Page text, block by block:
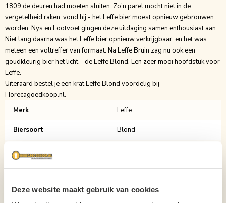
Deze website maakt gebruik van cookies
1809 de deuren had moeten sluiten. Zo’n parel mocht niet in de
vergetelheid raken, vond hij - het Leffe bier moest opnieuw gebrouwen
worden. Nys en Lootvoet gingen deze uitdaging samen enthousiast aan.
Niet lang daarna was het Leffe bier opnieuw verkrijgbaar, en het was
meteen een voltreffer van formaat. Na Leffe Bruin zag nu ook een
goudkleurig bier het licht – deLeffe Blond. Een zeer mooi hoofdstuk voor
Leffe.
Uiteraard bestel je een krat Leffe Blond voordelig bij
Horecagoedkoop.nl.
Merk
Leffe
Biersoort Blond
Inhoud
Verpakking Krat
Aantal per verpakking 24